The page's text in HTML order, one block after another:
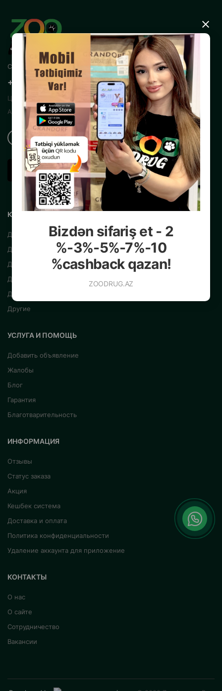
Bizdən sifariş et - 2
%-3%-5%-7%-10
%cashback qazan!
ZOODRUG.AZ
×
Свяжитесь с нами
+99450 200 35 13
Центральный Интернет Зоомагазин
Азербайджана
КАТАЛОГ
Для собак
Для кошек
Для рыб
Для птиц
Для грызунов
Другие
УСЛУГА И ПОМОЩЬ
Добавить объявление
Жалобы
Блог
Гарантия
Благотварительность
ИНФОРМАЦИЯ
Отзывы
Статус заказа
Акция
Кешбек система
Доставка и оплата
Политика конфиденциальности
Удаление аккаунта для приложение
КОНТАКТЫ
О нас
О сайте
Сотрудничество
Вакансии